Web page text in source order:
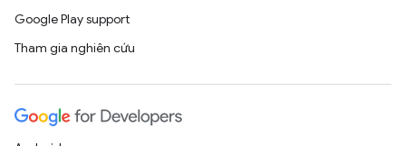
Google Play support
Tham gia nghiên cứu